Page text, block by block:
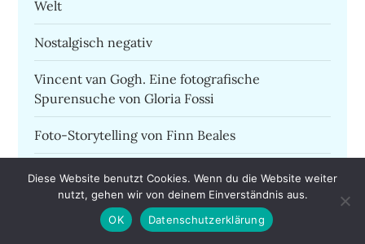
Welt
Nostalgisch negativ
Vincent van Gogh. Eine fotografische
Spurensuche von Gloria Fossi
Foto-Storytelling von Finn Beales
Gegen Innenwelt Verschmutzung – 100 Jahre
Beuys
Faces – die Macht des Gesichts
Diese Website benutzt Cookies. Wenn du die Website weiter
nutzt, gehen wir von deinem Einverständnis aus.
OK
Datenschutzerklärung